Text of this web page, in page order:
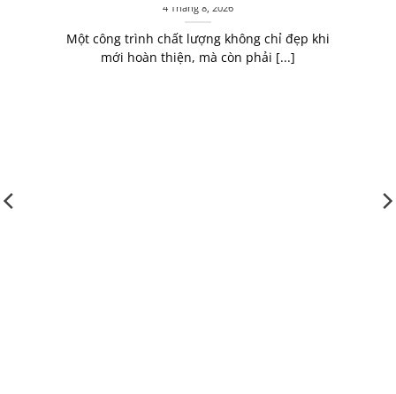
4 Tháng 8, 2026
Một công trình chất lượng không chỉ đẹp khi
mới hoàn thiện, mà còn phải [...]